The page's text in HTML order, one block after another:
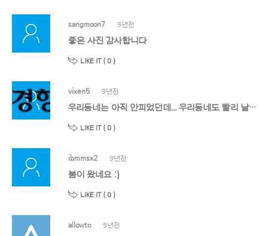
sangmoon7 9년전
좋은 사진 감사합니다
LIKE IT ( 0 )
vixen5 9년전
우리동네는 아직 안피었던데... 우리동네도 빨리 날씨가 따뜻해 졌으면 좋겠네요~~
LIKE IT ( 0 )
ibmmsx2 9년전
봄이 왔네요 :)
LIKE IT ( 0 )
allowto 9년전